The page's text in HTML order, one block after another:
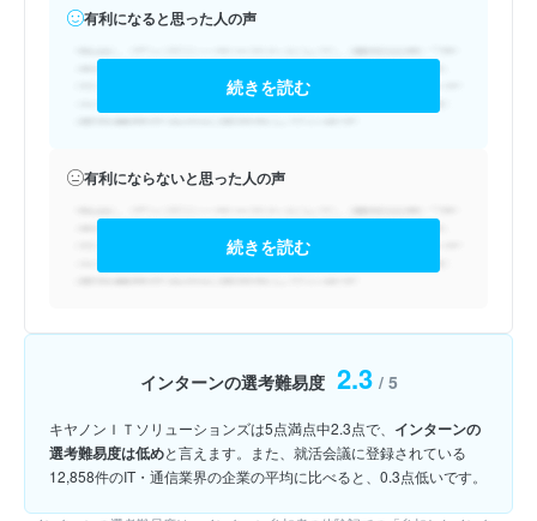
有利になると思った人の声
続きを読む
有利にならないと思った人の声
続きを読む
インターンの選考難易度 2.3 / 5
キヤノンＩＴソリューションズは5点満点中2.3点で、 インターンの
選考難易度は低めと言えます。また、就活会議に登録されている
12,858件のIT・通信業界の企業の平均に比べると、0.3点低いです。